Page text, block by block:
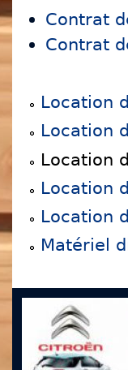
Contrat
Contrat
Location
Location
Location
Location
Location
Matériel